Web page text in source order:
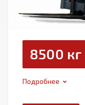
8500 кг
Подробнее